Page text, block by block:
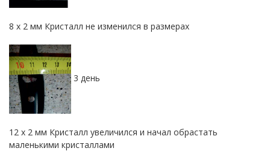
8 х 2 мм Кристалл не изменился в размерах
3 день
12 х 2 мм Кристалл увеличился и начал обрастать
маленькими кристаллами